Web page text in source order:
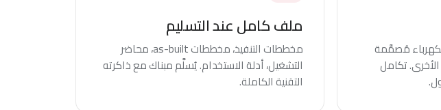
مُصمَّمة
تكامل
ملف كامل عند التسليم
مخططات التنفيذ، مخططات as-built، محاضر
التشغيل، أدلة الاستخدام. يُسلَّم مبناك مع ذاكرته
التقنية الكاملة.